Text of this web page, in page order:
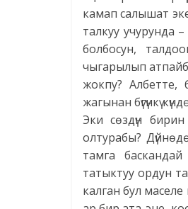
камап салышат
талкуу учурунда
болбосун,
чыгарылып
жокпу? Албетте,
жагынан бүгүнкү
Эки сөздүн
олтурабы?
тамга
татыктуу ордун
калган бул